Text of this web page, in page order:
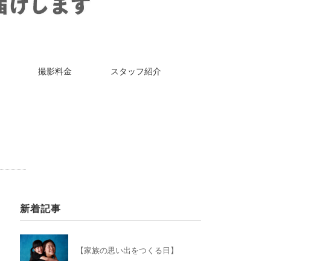
撮影料金 スタッフ紹介
新着記事
【家族の思い出をつくる日】